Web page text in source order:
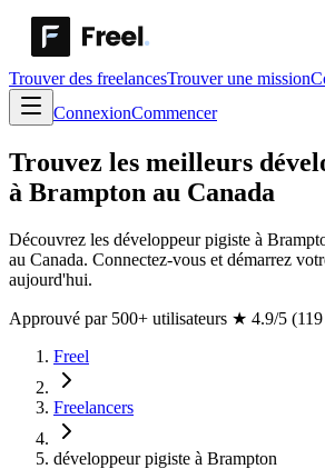
Trouver des freelancesTrouver une mission
ConnexionCommencer
Trouvez les meilleurs
à Brampton au Canada
Découvrez les développeur pigiste à
au Canada. Connectez-vous et démarrez
aujourd'hui.
Approuvé par 500+ utilisateurs ★ 4.9/5
Freel
Freelancers
développeur pigiste à Brampton